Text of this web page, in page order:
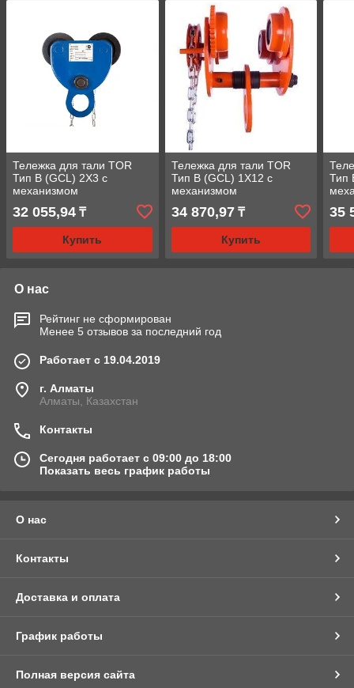
Тележка для тали TOR
Тип В (GCL) 2Х3 с
механизмом
передвижения
32 055,94 ₸
Купить
Тележка для тали TOR
Тип В (GCL) 1Х12 с
механизмом
передвижения
34 870,97₸
Купить
Тип
35
О нас
Рейтинг не сформирован
Менее 5 отзывов за последний год
Работает с 19.04.2019
г. Алматы
Алматы, Казахстан
Контакты
Сегодня работает с 09:00 до 18:00
Показать весь график работы
О нас
Контакты
Доставка и оплата
График работы
Полная версия сайта